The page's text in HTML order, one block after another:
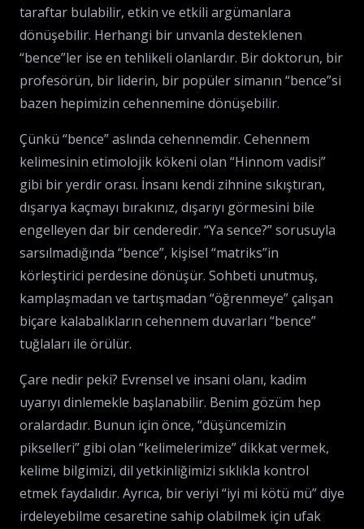
taraftar bulabilir, etkin ve etkili argümanlara
dönüşebilir. Herhangi bir unvanla desteklenen
“bence”ler ise en tehlikeli olanlardır. Bir doktorun, bir
profesörün, bir liderin, bir popüler simanın “bence”si
bazen hepimizin cehennemine dönüşebilir.
Çünkü “bence” aslında cehennemdir. Cehennem
kelimesinin etimolojik kökeni olan “Hinnom vadisi”
gibi bir yerdir orası. İnsanı kendi zihnine sıkıştıran,
dışarıya kaçmayı bırakınız, dışarıyı görmesini bile
engelleyen dar bir cenderedir. “Ya sence?” sorusuyla
sarsılmadığında “bence”, kişisel “matriks”in
körleştirici perdesine dönüşür. Sohbeti unutmuş,
kamplaşmadan ve tartışmadan “öğrenmeye” çalışan
biçare kalabalıkların cehennem duvarları “bence”
tuğlaları ile örülür.
Çare nedir peki? Evrensel ve insani olanı, kadim
uyarıyı dinlemekle başlanabilir. Benim gözüm hep
oralardadır. Bunun için önce, “düşüncemizin
pikselleri” gibi olan “kelimelerimize” dikkat vermek,
kelime bilgimizi, dil yetkinliğimizi sıklıkla kontrol
etmek faydalıdır. Ayrıca, bir veriyi “iyi mi kötü mü” diye
irdeleyebilme cesaretine sahip olabilmek için ufak